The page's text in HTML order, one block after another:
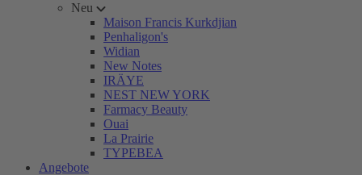
Neu
Maison Francis Kurkdjian
Penhaligon's
Widian
New Notes
IRÄYE
NEST NEW YORK
Farmacy Beauty
Ouai
La Prairie
TYPEBEA
Angebote